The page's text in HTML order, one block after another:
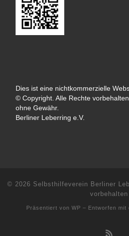
Dies ist eine nichtkommerzielle
© Copyright. Alle Rechte
ohne Gewähr.
Berliner Leberring e.V.
© 2026 Selbsthilfeverein Berliner
vorbehalten
Präsentiert von WP – Entworfen mit